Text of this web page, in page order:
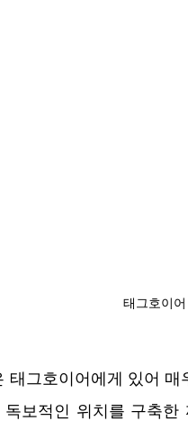
태그호이
태그호이어에게 있어
독보적인 위치를 구축